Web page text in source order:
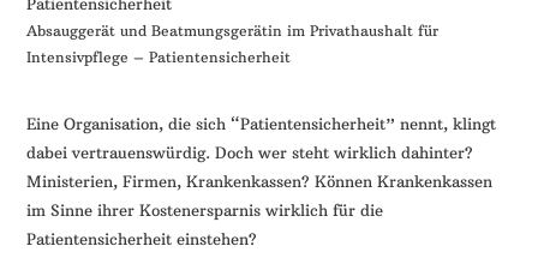
Absauggerät und Beatmungsgerätin im Privathaushalt für
Intensivpflege – Patientensicherheit
Eine Organisation, die sich “Patientensicherheit” nennt, klingt
dabei vertrauenswürdig. Doch wer steht wirklich dahinter?
Ministerien, Firmen, Krankenkassen? Können Krankenkassen
im Sinne ihrer Kostenersparnis wirklich für die
Patientensicherheit einstehen?